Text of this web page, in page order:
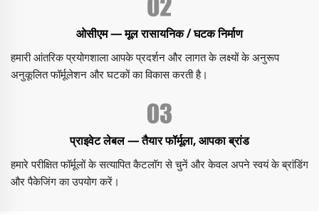
ओसीएम — मूल रासायनिक / घटक निर्माण
हमारी आंतरिक प्रयोगशाला आपके प्रदर्शन और लागत के लक्ष्यों के अनुरूप
अनुकूलित फॉर्मूलेशन और घटकों का विकास करती है।
प्राइवेट लेबल — तैयार फॉर्मूला, आपका ब्रांड
हमारे परीक्षित फॉर्मूलों के सत्यापित कैटलॉग से चुनें और केवल अपने स्वयं के ब्रांडिंग
और पैकेजिंग का उपयोग करें।